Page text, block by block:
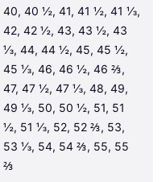
40, 40 ½, 41, 41 ½, 41 ⅓,
42, 42 ½, 43, 43 ½, 43
⅓, 44, 44 ½, 45, 45 ½,
45 ⅓, 46, 46 ½, 46 ⅔,
47, 47 ½, 47 ⅓, 48, 49,
49 ⅓, 50, 50 ½, 51, 51
½, 51 ⅓, 52, 52 ⅔, 53,
53 ⅓, 54, 54 ⅔, 55, 55
⅔